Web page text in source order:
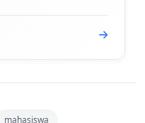
mahasiswa